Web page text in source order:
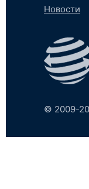
Новости
© 2009-